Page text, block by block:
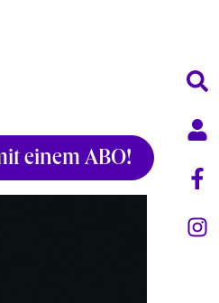
einem ABO!